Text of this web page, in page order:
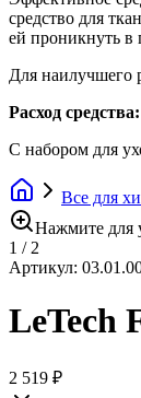
средство для
ей проникнуть в
Для наилучшего
Расход средства:
С набором для
Все для
Нажмите для
1 / 2
Артикул:
LeTech
2 519 ₽